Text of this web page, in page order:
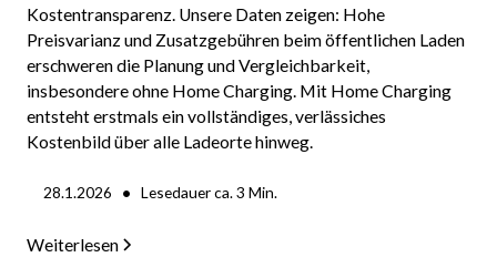
Kostentransparenz. Unsere Daten zeigen: Hohe
Preisvarianz und Zusatzgebühren beim öffentlichen Laden
erschweren die Planung und Vergleichbarkeit,
insbesondere ohne Home Charging. Mit Home Charging
entsteht erstmals ein vollständiges, verlässiches
Kostenbild über alle Ladeorte hinweg.
28.1.2026 • Lesedauer ca.3 Min.
Weiterlesen